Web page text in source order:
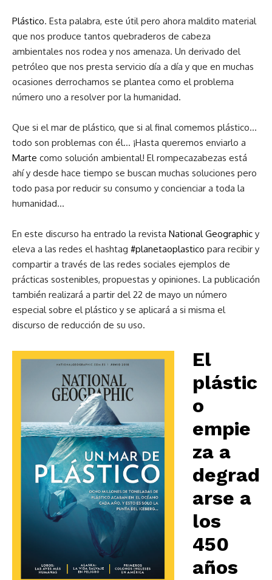
Plástico. Esta palabra, este útil pero ahora maldito material
que nos produce tantos quebraderos de cabeza
ambientales nos rodea y nos amenaza. Un derivado del
petróleo que nos presta servicio día a día y que en muchas
ocasiones derrochamos se plantea como el problema
número uno a resolver por la humanidad.
Que si el mar de plástico, que si al final comemos plástico…
todo son problemas con él… ¡Hasta queremos enviarlo a
Marte como solución ambiental! El rompecazabezas está
ahí y desde hace tiempo se buscan muchas soluciones pero
todo pasa por reducir su consumo y concienciar a toda la
humanidad…
En este discurso ha entrado la revista National Geographic y
eleva a las redes el hashtag #planetaoplastico para recibir y
compartir a través de las redes sociales ejemplos de
prácticas sostenibles, propuestas y opiniones. La publicación
también realizará a partir del 22 de mayo un número
especial sobre el plástico y se aplicará a si misma el
discurso de reducción de su uso.
El
plástic
o
empie
za a
degrad
arse a
los
450
años